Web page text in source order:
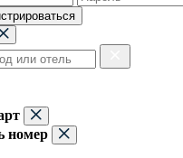
номер